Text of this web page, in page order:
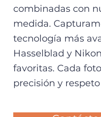
combinadas con
medida.
tecnología más
Hasselblad y
favoritas. Cada
precisión y